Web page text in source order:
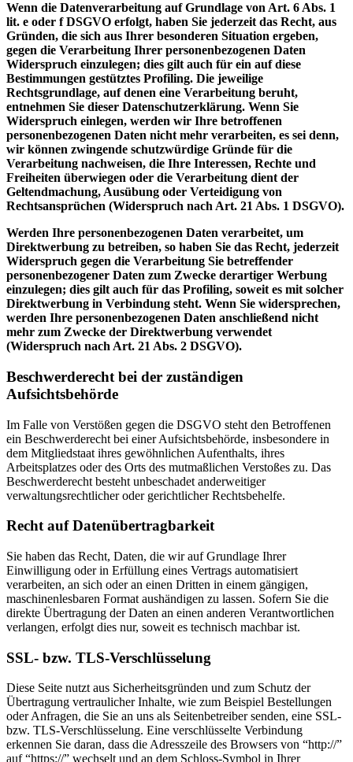
Wenn die Datenverarbeitung auf Grundlage von Art. 6 Abs. 1
lit. e oder f DSGVO erfolgt, haben Sie jederzeit das Recht, aus
Gründen, die sich aus Ihrer besonderen Situation ergeben,
gegen die Verarbeitung Ihrer personenbezogenen Daten
Widerspruch einzulegen; dies gilt auch für ein auf diese
Bestimmungen gestütztes Profiling. Die jeweilige
Rechtsgrundlage, auf denen eine Verarbeitung beruht,
entnehmen Sie dieser Datenschutzerklärung. Wenn Sie
Widerspruch einlegen, werden wir Ihre betroffenen
personenbezogenen Daten nicht mehr verarbeiten, es sei denn,
wir können zwingende schutzwürdige Gründe für die
Verarbeitung nachweisen, die Ihre Interessen, Rechte und
Freiheiten überwiegen oder die Verarbeitung dient der
Geltendmachung, Ausübung oder Verteidigung von
Rechtsansprüchen (Widerspruch nach Art. 21 Abs. 1 DSGVO).
Werden Ihre personenbezogenen Daten verarbeitet, um
Direktwerbung zu betreiben, so haben Sie das Recht, jederzeit
Widerspruch gegen die Verarbeitung Sie betreffender
personenbezogener Daten zum Zwecke derartiger Werbung
einzulegen; dies gilt auch für das Profiling, soweit es mit solcher
Direktwerbung in Verbindung steht. Wenn Sie widersprechen,
werden Ihre personenbezogenen Daten anschließend nicht
mehr zum Zwecke der Direktwerbung verwendet
(Widerspruch nach Art. 21 Abs. 2 DSGVO).
Beschwerderecht bei der zuständigen
Aufsichtsbehörde
Im Falle von Verstößen gegen die DSGVO steht den Betroffenen
ein Beschwerderecht bei einer Aufsichtsbehörde, insbesondere in
dem Mitgliedstaat ihres gewöhnlichen Aufenthalts, ihres
Arbeitsplatzes oder des Orts des mutmaßlichen Verstoßes zu. Das
Beschwerderecht besteht unbeschadet anderweitiger
verwaltungsrechtlicher oder gerichtlicher Rechtsbehelfe.
Recht auf Datenübertragbarkeit
Sie haben das Recht, Daten, die wir auf Grundlage Ihrer
Einwilligung oder in Erfüllung eines Vertrags automatisiert
verarbeiten, an sich oder an einen Dritten in einem gängigen,
maschinenlesbaren Format aushändigen zu lassen. Sofern Sie die
direkte Übertragung der Daten an einen anderen Verantwortlichen
verlangen, erfolgt dies nur, soweit es technisch machbar ist.
SSL- bzw. TLS-Verschlüsselung
Diese Seite nutzt aus Sicherheitsgründen und zum Schutz der
Übertragung vertraulicher Inhalte, wie zum Beispiel Bestellungen
oder Anfragen, die Sie an uns als Seitenbetreiber senden, eine SSL-
bzw. TLS-Verschlüsselung. Eine verschlüsselte Verbindung
erkennen Sie daran, dass die Adresszeile des Browsers von “http://”
auf “https://” wechselt und an dem Schloss-Symbol in Ihrer